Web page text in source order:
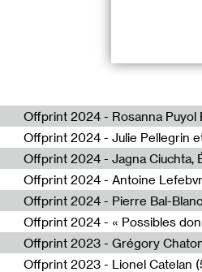
OFFPRINT
en discussion
Série
national des
déroulé en
Les entretiens
L’artiste et
Cnap, projet
transcriptions
Offprint 2024 - Rosanna Puyol
Offprint 2024 - Julie Pellegrin
Offprint 2024 - Antoine
Offprint 2024 - Pierre Bal-Blanc
Offprint 2023 - Grégory
Offprint 2023 - Lionel Catelan